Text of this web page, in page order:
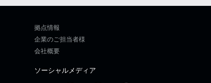
拠点情報
企業のご担当者様
会社概要
ソーシャルメディア